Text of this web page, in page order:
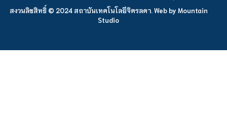
สงวนลิขสิทธิ์ © 2024 สถาบันเทคโนโลยีจิตรลดา. Web by Mountain
Studio